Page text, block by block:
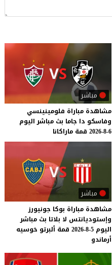
مباشر
مشاهدة مباراة فلومينينسي
وفاسكو دا جاما بث مباشر اليوم
6-8-2026
قمة ماراكانا
مباشر
مشاهدة مباراة بوكا جونيورز
وإستوديانتس لا بلاتا بث مباشر
اليوم 5-8-2026 قمة ألبرتو خوسيه
أرماندو